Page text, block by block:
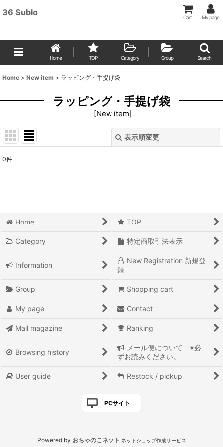
36 Sublo
Cart My page
Home TOP Category Group Search
Home > New item > ラッピング・手提げ袋
ラッピング・手提げ袋
[New item]
表示順変更
絞り込む
0件
Home TOP
Category 特定商取引法表示
Information
New Registration 新規登
録
Group Shopping cart
My page Contact
Mail magazine Ranking
Browsing history
メール便について ※必
ずお読みください。
User guide Restock / pickup
PCサイト
Powered by おちゃのこネット ネットショップ作成サービス